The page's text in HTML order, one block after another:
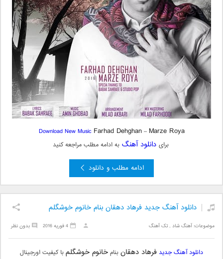
Download New Music Farhad Dehghan– Marze Roya
برای دانلود آهنگ به ادامه مطلب مراجعه کنید
ادامه مطلب و دانلود
دانلود آهنگ جدید فرهاد دهقان بنام خانوم خوشگلم
موضوعات:آهنگ شاد ,تک آهنگ بدون نظر 4 فوریه 2016
دانلود آهنگ جدید فرهاد دهقانبنامخانوم خوشگلمبا کیفیت اورجینال